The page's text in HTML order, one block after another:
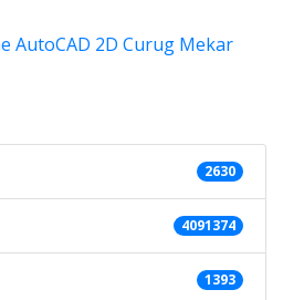
2630
4091374
1393